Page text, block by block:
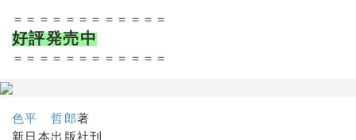
＝＝＝＝＝＝＝＝＝＝＝＝
好評発売中
＝＝＝＝＝＝＝＝＝＝＝＝
色平 哲郎著
新日本出版社刊